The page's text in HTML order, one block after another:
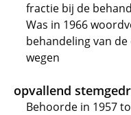
fractie bij de
Was in 1966
behandeling van
wegen
opvallend
Behoorde in 1957